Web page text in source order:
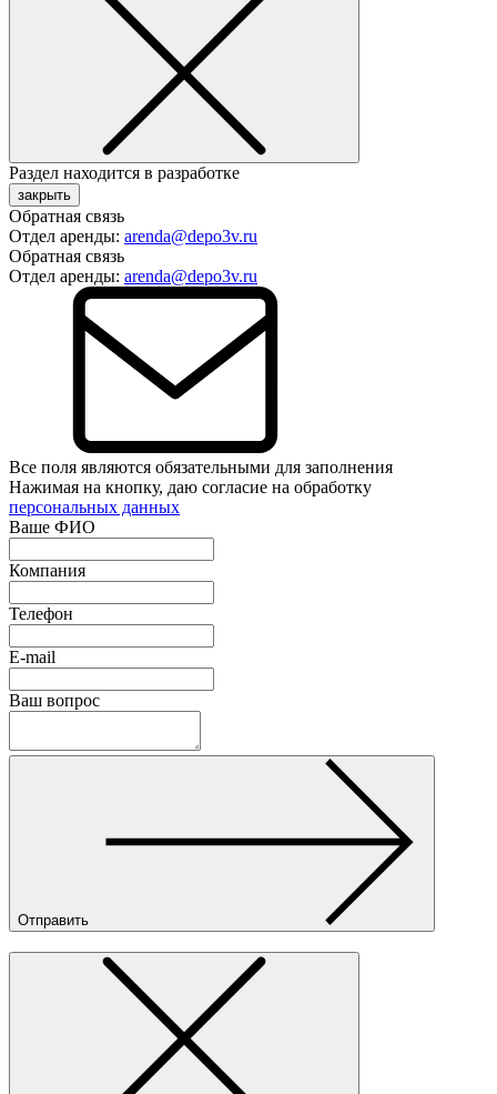
Раздел находится в разработке
закрыть
Обратная связь
Отдел аренды: arenda@depo3v.ru
Обратная связь
Отдел аренды: arenda@depo3v.ru
Все поля являются обязательными для заполнения
Нажимая на кнопку, даю согласие на обработку
персональных данных
Ваше ФИО
Компания
Телефон
E-mail
Ваш вопрос
Отправить